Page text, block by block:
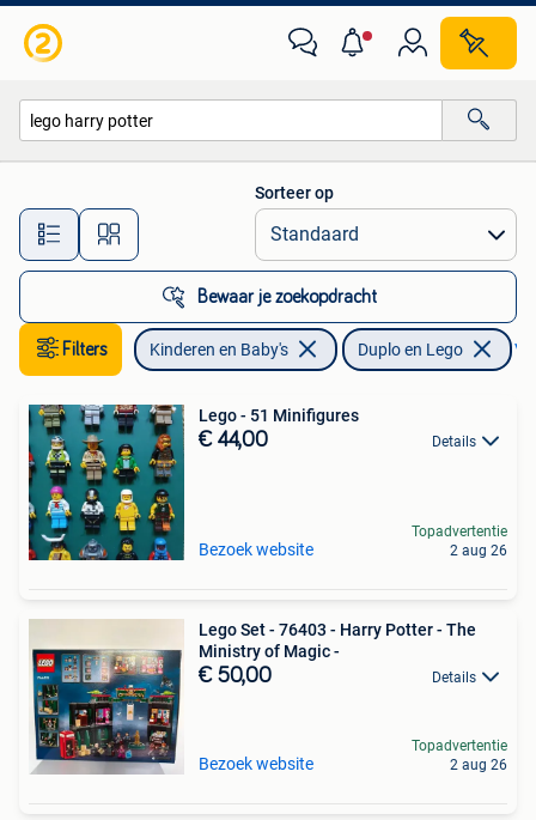
Alle afstanden…
Sorteer op
Bewaar je zoekopdracht
Filters Kinderen en Baby's Duplo en Lego
Lego - 51 Minifigures
€ 44,00 Details
Bezoek website
Topadvertentie
2 aug 26
Lego Set - 76403 - Harry Potter - The
Ministry of Magic -
€ 50,00 Details
Bezoek website
Topadvertentie
2 aug 26